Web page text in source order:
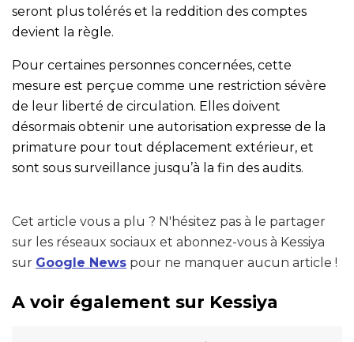
seront plus tolérés et la reddition des comptes
devient la règle.
Pour certaines personnes concernées, cette
mesure est perçue comme une restriction sévère
de leur liberté de circulation. Elles doivent
désormais obtenir une autorisation expresse de la
primature pour tout déplacement extérieur, et
sont sous surveillance jusqu’à la fin des audits.
Cet article vous a plu ? N'hésitez pas à le partager
sur les réseaux sociaux et abonnez-vous à Kessiya
sur Google News pour ne manquer aucun article !
A voir également sur Kessiya